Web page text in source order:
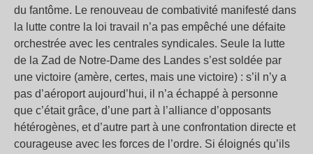
du fantôme. Le renouveau de combativité manifesté dans
la lutte contre la loi travail n’a pas empêché une défaite
orchestrée avec les centrales syndicales. Seule la lutte
de la Zad de Notre-Dame des Landes s’est soldée par
une victoire (amère, certes, mais une victoire) : s’il n’y a
pas d’aéroport aujourd’hui, il n’a échappé à personne
que c’était grâce, d’une part à l’alliance d’opposants
hétérogènes, et d’autre part à une confrontation directe et
courageuse avec les forces de l’ordre. Si éloignés qu’ils